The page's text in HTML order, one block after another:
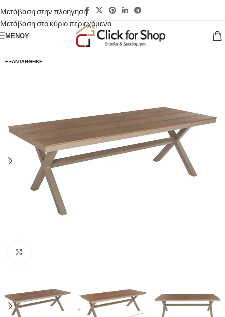
Μετάβαση στην πλοήγηση
Μετάβαση στο κύριο περιεχόμενο
ΜΕΝΟΎ
ΕΞΑΝΤΛΉΘΗΚΕ